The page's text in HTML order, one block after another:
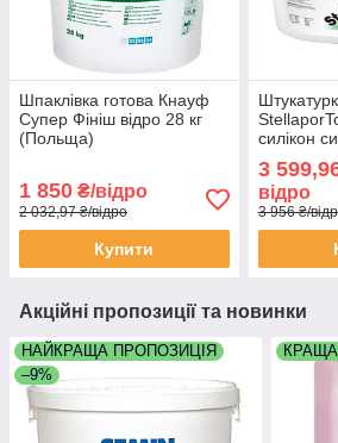
Шпаклівка готова Кнауф
Супер Фініш відро 28 кг
(Польща)
1 850 ₴/відро
2 032,97 ₴/відро
Купити
силікон
баранець
кг
3
відро
3 956 ₴/
Акційні пропозиції та новинки
НАЙКРАЩА ПРОПОЗИЦІЯ
–9%